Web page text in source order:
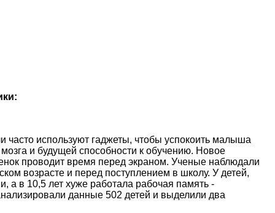
используют гаджеты, чтобы успокоить малыша
и будущей способности к обучению. Новое
проводит время перед экраном. Ученые наблюдали
возрасте и перед поступлением в школу. У детей,
а в 10,5 лет хуже работала рабочая память -
данные 502 детей и выделили два